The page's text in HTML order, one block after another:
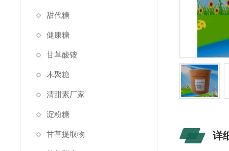
甜代糖
健康糖
甘草酸铵
木聚糖
清甜素厂家
淀粉糖
甘草提取物 详